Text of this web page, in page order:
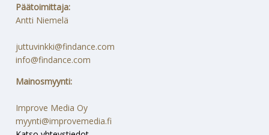
Päätoimittaja:
Antti Niemelä
juttuvinkki@findance.com
info@findance.com
Mainosmyynti:
Improve Media Oy
myynti@improvemedia.fi